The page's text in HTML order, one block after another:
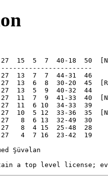
15  5  7  40-18  50
13  7  7  44-31  46
13  6  8  30-20  45
13  5  9  40-32  44
11  7  9  41-33  40  [N]
11  6 10  34-33  39
10  5 12  33-36  35
8  6 13  32-49  30
8  4 15  25-48  28
4  7 16  23-42  19
Şüvəlan